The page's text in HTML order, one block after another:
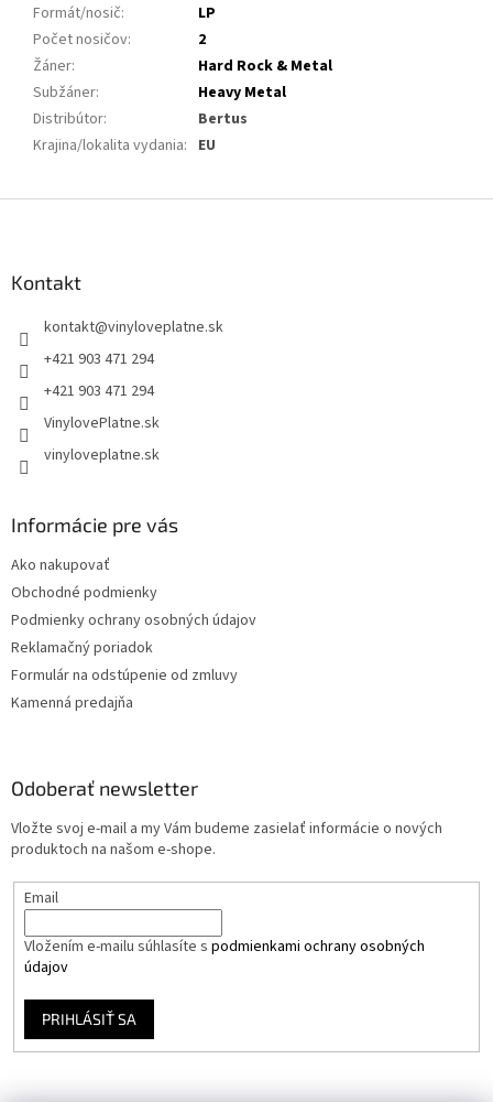
Formát/nosič:
LP
Počet nosičov:
2
Žáner:
Hard Rock & Metal
Subžáner:
Heavy Metal
Distribútor:
Bertus
Krajina/lokalita vydania: EU
Kontakt
kontakt@vinyloveplatne.sk
+421 903 471 294
+421 903 471 294
VinylovePlatne.sk
vinyloveplatne.sk
Informácie pre vás
Ako nakupovať
Obchodné podmienky
Podmienky ochrany osobných údajov
Reklamačný poriadok
Formulár na odstúpenie od zmluvy
Kamenná predajňa
Odoberať newsletter
Vložte svoj e-mail a my Vám budeme zasielať informácie o nových
produktoch na našom e-shope.
Email
Vložením e-mailu súhlasíte s podmienkami ochrany osobných
údajov
PRIHLÁSIŤ SA